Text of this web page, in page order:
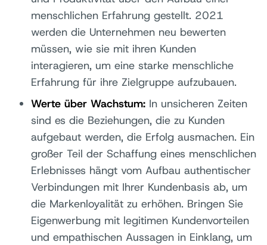
menschlichen Erfahrung gestellt. 2021
werden die Unternehmen neu bewerten
müssen, wie sie mit ihren Kunden
interagieren, um eine starke menschliche
Erfahrung für ihre Zielgruppe aufzubauen.
Werte über Wachstum: In unsicheren Zeiten
sind es die Beziehungen, die zu Kunden
aufgebaut werden, die Erfolg ausmachen. Ein
großer Teil der Schaffung eines menschlichen
Erlebnisses hängt vom Aufbau authentischer
Verbindungen mit Ihrer Kundenbasis ab, um
die Markenloyalität zu erhöhen. Bringen Sie
Eigenwerbung mit legitimen Kundenvorteilen
und empathischen Aussagen in Einklang, um